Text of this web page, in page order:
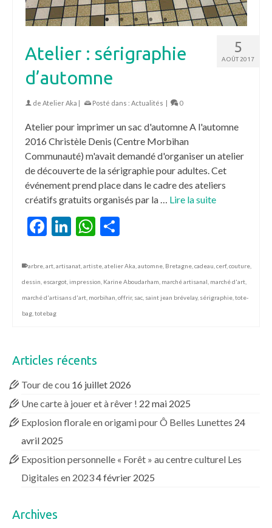
5
AOÛT 2017
Atelier : sérigraphie
d’automne
de Atelier Aka | Posté dans : Actualités | 0
Atelier pour imprimer un sac d'automne A l'automne
2016 Christèle Denis (Centre Morbihan
Communauté) m'avait demandé d'organiser un atelier
de découverte de la sérigraphie pour adultes. Cet
événement prend place dans le cadre des ateliers
créatifs gratuits organisés par la … Lire la suite
Facebook
LinkedIn
WhatsApp
arbre art artisanat artiste atelier Aka automne Bretagne cadeau cerf, couture
dessin escargot impression Karine Aboudarham marché artisanal marché d'art
marché d'artisans d'art morbihan offrir, sac saint jean brévelay, sérigraphie tote-
bag totebag
Articles récents
Tour de cou 16 juillet 2026
Une carte à jouer et à rêver ! 22 mai 2025
Explosion florale en origami pour Ô Belles Lunettes 24
avril 2025
Exposition personnelle « Forêt » au centre culturel Les
Digitales en 20234 février 2025
Archives